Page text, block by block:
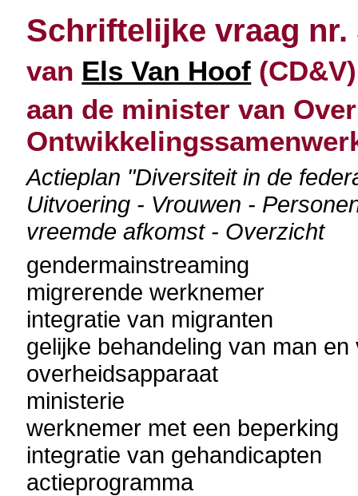
Schriftelijke vraag nr.
van Els Van Hoof
aan de minister van
Actieplan "Diversiteit in de
Uitvoering - Vrouwen -
vreemde afkomst - Overzicht
gendermainstreaming
migrerende werknemer
integratie van migranten
gelijke behandeling van man en
overheidsapparaat
ministerie
werknemer met een beperking
integratie van gehandicapten
actieprogramma